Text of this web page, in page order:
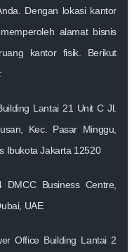
Dengan lokasi kantor
alamat bisnis
kantor fisik. Berikut
Lantai 21 Unit C Jl.
Kec. Pasar Minggu,
Ibukota Jakarta 12520
DMCC Business Centre,
UAE
Office Building Lantai 2